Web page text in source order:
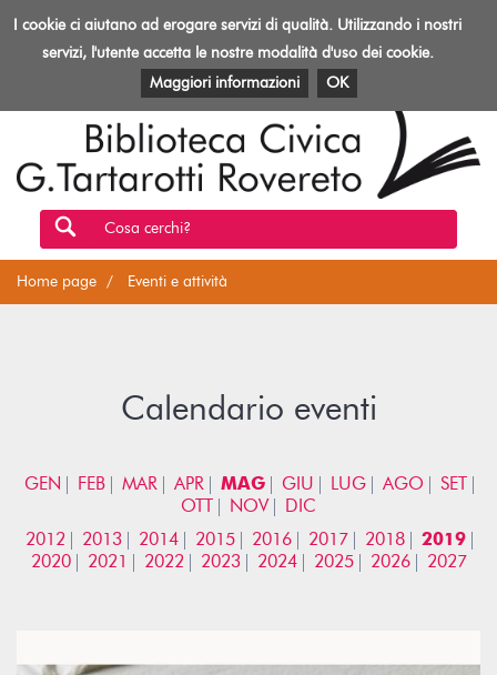
Toggle
Biblioteca
Rovereto
EVENTI E ATTIVITÀ PATRIMONIO E RISORSE
Cosa cerchi?
Home page Eventi e attività
Calendario eventi
GEN FEB MAR APR MAG GIU LUG AGO
SET
OTT
NOV
DIC
2012
2013 2014 2015 2016 2017 2018
2019
2020
2021 2022 2023 2024 2025 2026 2027
I cookie ci aiutano ad erogare servizi di qualità. Utilizzando i nostri
servizi, l'utente accetta le nostre modalità d'uso dei cookie.
Maggiori informazioni
OK